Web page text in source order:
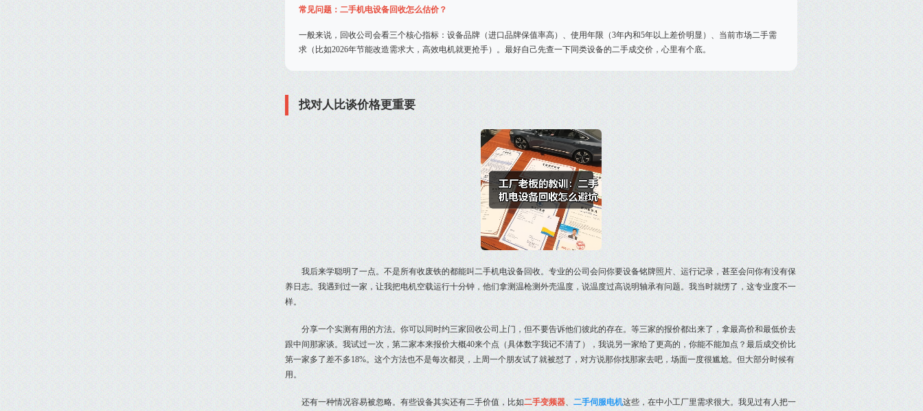
常见问题：二手机电设备回收怎么估价？
一般来说，回收公司会看三个核心指标：设备品牌（进口品牌保值率高）、使用年限（3年内和5年以上差价明显）、当前市场二手需
求（比如2026年节能改造需求大，高效电机就更抢手）。最好自己先查一下同类设备的二手成交价，心里有个底。
找对人比谈价格更重要
我后来学聪明了一点。不是所有收废铁的都能叫二手机电设备回收。专业的公司会问你要设备铭牌照片、运行记录，甚至会问你有没有保
养日志。我遇到过一家，让我把电机空载运行十分钟，他们拿测温枪测外壳温度，说温度过高说明轴承有问题。我当时就愣了，这专业度不一
样。
分享一个实测有用的方法。你可以同时约三家回收公司上门，但不要告诉他们彼此的存在。等三家的报价都出来了，拿最高价和最低价去
跟中间那家谈。我试过一次，第二家本来报价大概40来个点（具体数字我记不清了），我说另一家给了更高的，你能不能加点？最后成交价比
第一家多了差不多18%。这个方法也不是每次都灵，上周一个朋友试了就被怼了，对方说那你找那家去吧，场面一度很尴尬。但大部分时候有
用。
还有一种情况容易被忽略。有些设备其实还有二手价值，比如二手变频器、 二手伺服电机这些，在中小工厂里需求很大。我见过有人把一